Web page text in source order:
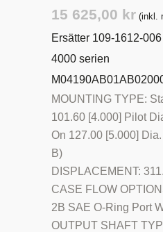
15 625,00 kr (inkl.
Ersätter 109-1612-006
4000 serien
MOUNTING TYPE:
101.60 [4.000] Pilot
On 127.00 [5.000]
B)
DISPLACEMENT:
CASE FLOW
2B SAE O-Ring Port
OUTPUT SHAFT